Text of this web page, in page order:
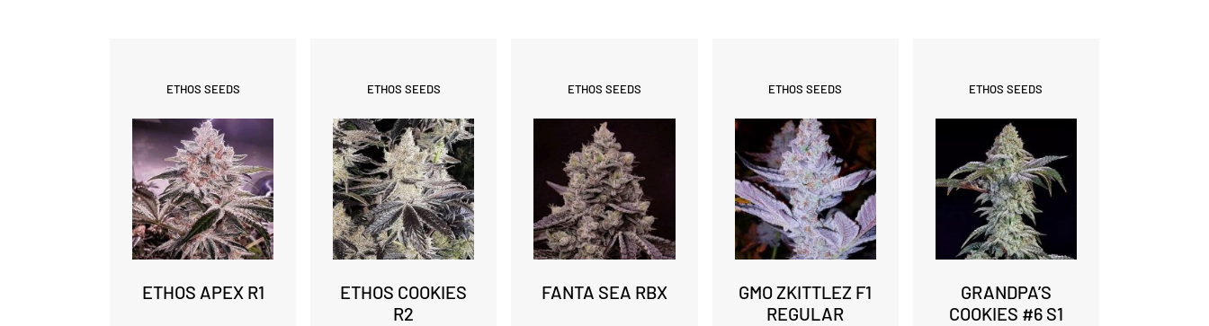
ETHOS SEEDS
ETHOS APEX R1
ETHOS SEEDS
ETHOS COOKIES
R2
ETHOS SEEDS
FANTA SEA RBX
ETHOS SEEDS
GMO ZKITTLEZ F1
REGULAR
ETHOS SEEDS
GRANDPA’S
COOKIES #6 S1